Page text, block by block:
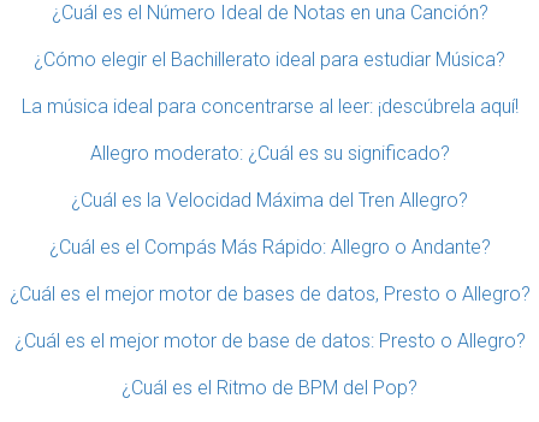
¿Cuál es el Número Ideal de Notas en una Canción?
¿Cómo elegir el Bachillerato ideal para estudiar Música?
La música ideal para concentrarse al leer: ¡descúbrela aquí!
Allegro moderato: ¿Cuál es su significado?
¿Cuál es la Velocidad Máxima del Tren Allegro?
¿Cuál es el Compás Más Rápido: Allegro o Andante?
¿Cuál es el mejor motor de bases de datos, Presto o Allegro?
¿Cuál es el mejor motor de base de datos: Presto o Allegro?
¿Cuál es el Ritmo de BPM del Pop?